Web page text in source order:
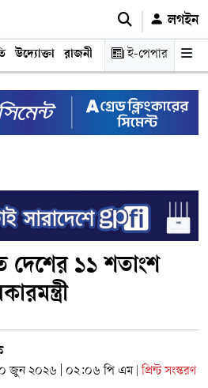
লগইন
উদ্যোক্তা রাজনীতি শিক্ষা স্বাস্থ্য ও
ই-পেপার
দেশের ১১ শতাংশ
জুন ২০২৬ | ০২:০৬ পি এম প্রিন্ট সংস্করণ